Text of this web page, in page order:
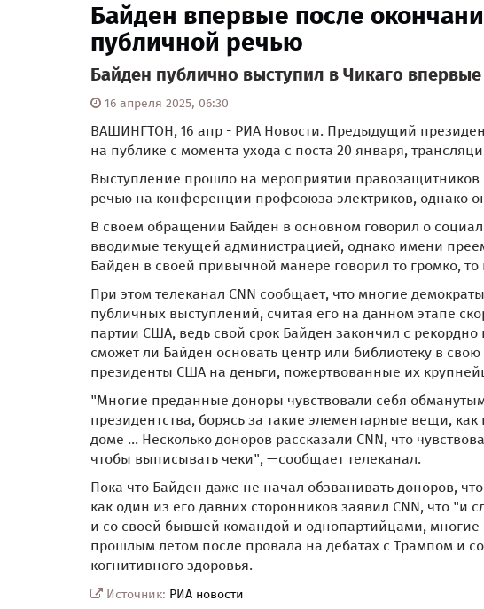
Байден впервые после
публичной речью
Байден публично выступил в Чикаго
16 апреля 2025, 06:30
ВАШИНГТОН, 16 апр - РИА Новости. Предыдущий
на публике с момента ухода с поста 20 января,
Выступление прошло на мероприятии
речью на конференции профсоюза электриков, однако
В своем обращении Байден в основном говорил о
вводимые текущей администрацией, однако имени
Байден в своей привычной манере говорил то громко,
При этом телеканал CNN сообщает, что многие
публичных выступлений, считая его на данном этапе
партии США, ведь свой срок Байден закончил с
сможет ли Байден основать центр или библиотеку в
президенты США на деньги, пожертвованные их
"Многие преданные доноры чувствовали себя
президентства, борясь за такие элементарные вещи,
доме ... Несколько доноров рассказали CNN, что
чтобы выписывать чеки", —сообщает телеканал.
Пока что Байден даже не начал обзванивать доноров,
как один из его давних сторонников заявил CNN, что "и
и со своей бывшей командой и однопартийцами,
прошлым летом после провала на дебатах с Трампом и
когнитивного здоровья.
Источник: РИА новости